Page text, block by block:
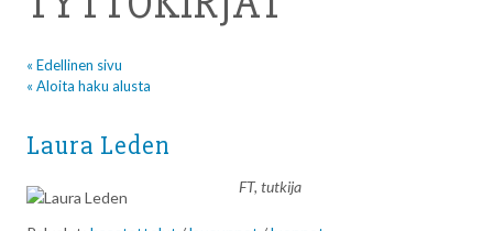
« Edellinen sivu
« Aloita haku alusta
Laura Leden
FT, tutkija